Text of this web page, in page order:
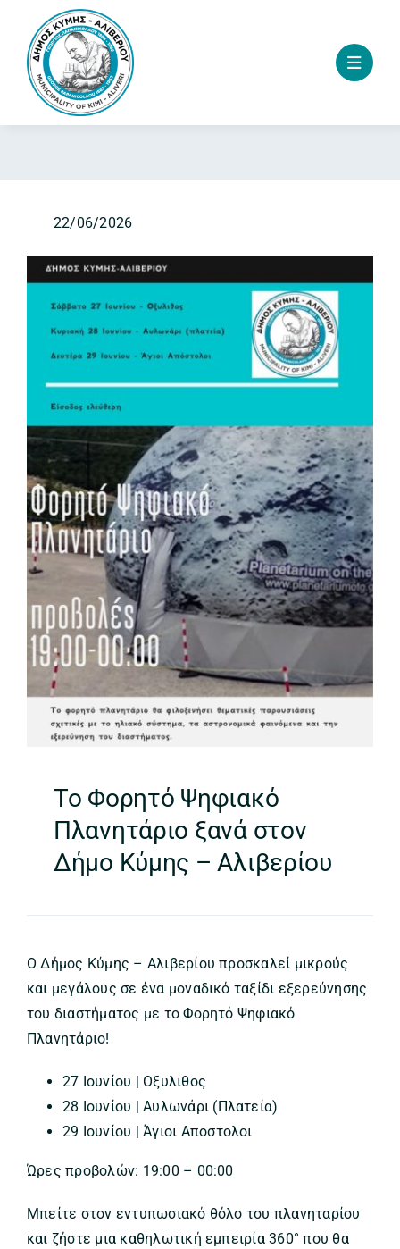
content
22/06/2026
To Φορητό Ψηφιακό
Πλανητάριο ξανά στον
Δήμο Κύμης – Αλιβερίου
Ο Δήμος Κύμης – Αλιβερίου προσκαλεί μικρούς
και μεγάλους σε ένα μοναδικό ταξίδι εξερεύνησης
του διαστήματος με το Φορητό Ψηφιακό
Πλανητάριο!
27 Ιουνίου | Οξυλιθος
28 Ιουνίου | Αυλωνάρι (Πλατεία)
29 Ιουνίου | Άγιοι Αποστολοι
Ώρες προβολών: 19:00 – 00:00
Μπείτε στον εντυπωσιακό θόλο του πλανηταρίου
και ζήστε μια καθηλωτική εμπειρία 360° που θα